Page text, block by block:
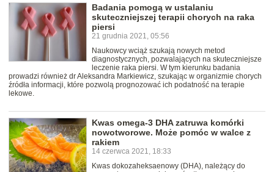
Badania pomogą w ustalaniu
skuteczniejszej terapii chorych na raka
piersi
21 grudnia 2021, 05:56
Naukowcy wciąż szukają nowych metod
diagnostycznych, pozwalających na skuteczniejsze
leczenie raka piersi. W tym kierunku badania
prowadzi również dr Aleksandra Markiewicz, szukając w organizmie chorych
źródła informacji, które pozwolą prognozować ich podatność na terapie
lekowe.
Kwas omega-3 DHA zatruwa komórki
nowotworowe. Może pomóc w walce z
rakiem
14 czerwca 2021, 18:33
Kwas dokozaheksaenowy (DHA), należący do